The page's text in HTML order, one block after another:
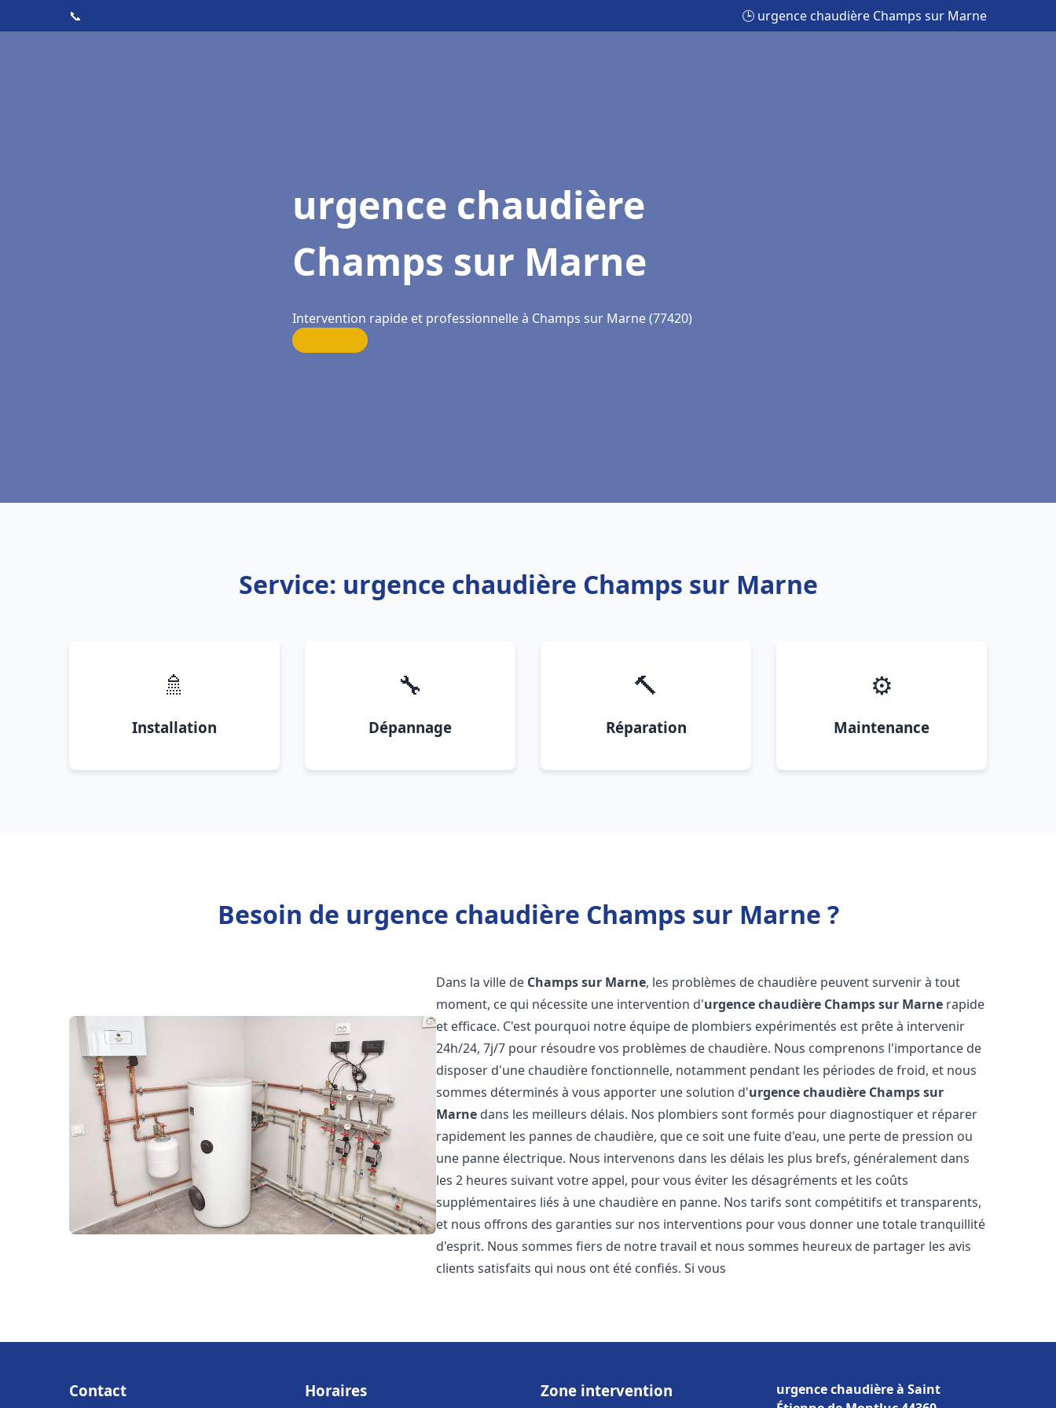
📞 🕒 urgence chaudière Champs sur Marne
urgence chaudière
Champs sur Marne
Intervention rapide et professionnelle à Champs sur Marne (77420)
Service: urgence chaudière Champs sur Marne
🚿
Installation
🔧
Dépannage
🔨
Réparation
⚙️
Maintenance
Besoin de urgence chaudière Champs sur Marne ?
Dans la ville de Champs sur Marne, les problèmes de chaudière peuvent survenir à tout
moment, ce qui nécessite une intervention d'urgence chaudière Champs sur Marne rapide
et efficace. C'est pourquoi notre équipe de plombiers expérimentés est prête à intervenir
24h/24, 7j/7 pour résoudre vos problèmes de chaudière. Nous comprenons l'importance de
disposer d'une chaudière fonctionnelle, notamment pendant les périodes de froid, et nous
sommes déterminés à vous apporter une solution d'urgence chaudière Champs sur
Marne dans les meilleurs délais. Nos plombiers sont formés pour diagnostiquer et réparer
rapidement les pannes de chaudière, que ce soit une fuite d'eau, une perte de pression ou
une panne électrique. Nous intervenons dans les délais les plus brefs, généralement dans
les 2 heures suivant votre appel, pour vous éviter les désagréments et les coûts
supplémentaires liés à une chaudière en panne. Nos tarifs sont compétitifs et transparents,
et nous offrons des garanties sur nos interventions pour vous donner une totale tranquillité
d'esprit. Nous sommes fiers de notre travail et nous sommes heureux de partager les avis
clients satisfaits qui nous ont été confiés. Si vous
Contact Horaires Zone intervention
urgence chaudière à Saint